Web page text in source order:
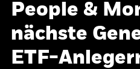
People &
nächste
ETF-